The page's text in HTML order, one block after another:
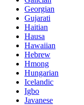
Georgian
Gujarati
Haitian
Hausa
Hawaiian
Hebrew
Hmong
Hungarian
Icelandic
Igbo
Javanese